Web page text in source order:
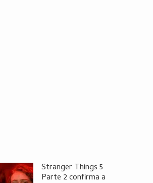
Stranger Things 5
Parte 2 confirma a